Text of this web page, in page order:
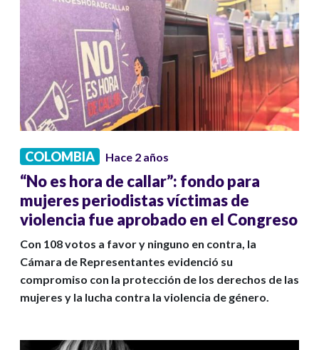
COLOMBIA Hace 2 años
“No es hora de callar”: fondo para
mujeres periodistas víctimas de
violencia fue aprobado en el Congreso
Con 108 votos a favor y ninguno en contra, la
Cámara de Representantes evidenció su
compromiso con la protección de los derechos de las
mujeres y la lucha contra la violencia de género.